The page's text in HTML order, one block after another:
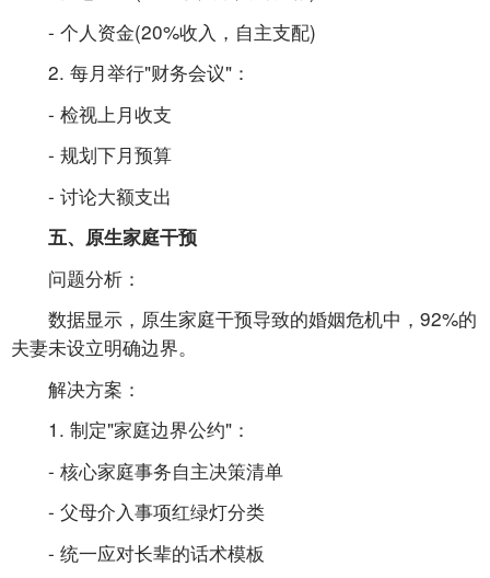
- 个人资金(20%收入，自主支配)
2. 每月举行"财务会议"：
- 检视上月收支
- 规划下月预算
- 讨论大额支出
五、原生家庭干预
问题分析：
数据显示，原生家庭干预导致的婚姻危机中，92%的
夫妻未设立明确边界。
解决方案：
1. 制定"家庭边界公约"：
- 核心家庭事务自主决策清单
- 父母介入事项红绿灯分类
- 统一应对长辈的话术模板